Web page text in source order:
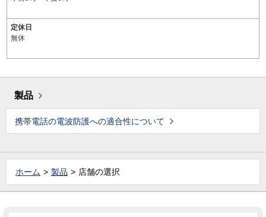
定休日
無休
製品
携帯電話の電波防護への適合性について
ホーム 製品 店舗の選択